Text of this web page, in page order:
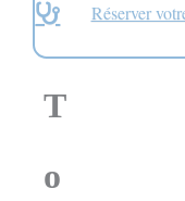
Réserver
T
o